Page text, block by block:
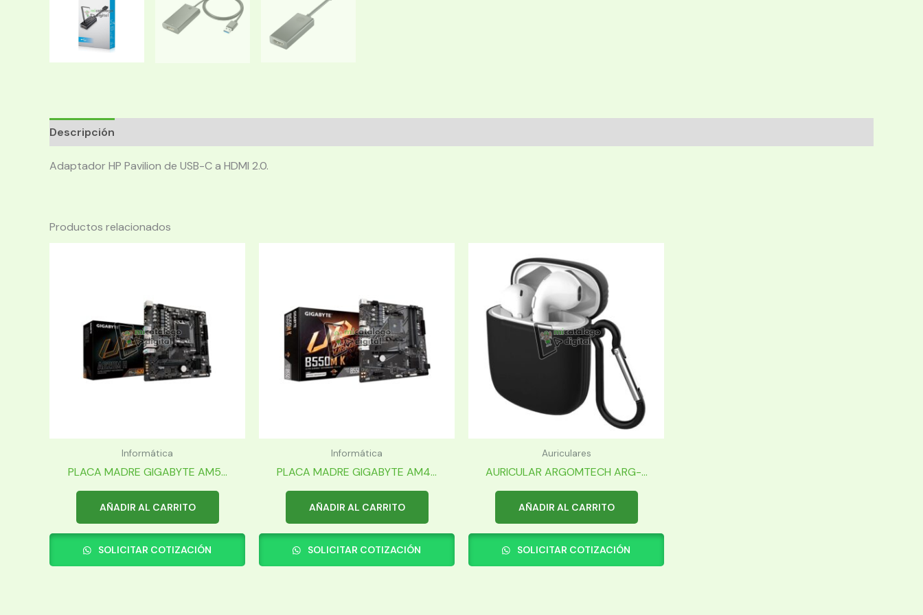
Descripción
Adaptador HP Pavilion de USB-C a HDMI 2.0.
Productos relacionados
Informática
PLACA MADRE GIGABYTE AM5...
AÑADIR AL CARRITO
SOLICITAR COTIZACIÓN
Informática
PLACA MADRE GIGABYTE AM4...
AÑADIR AL CARRITO
SOLICITAR COTIZACIÓN
Auriculares
AURICULAR ARGOMTECH ARG-...
AÑADIR AL CARRITO
SOLICITAR COTIZACIÓN